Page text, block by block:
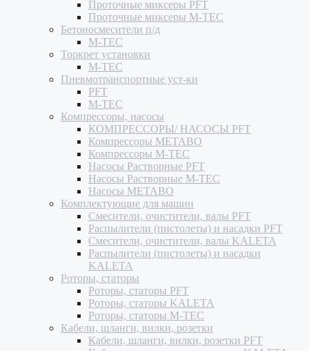
Проточные миксеры PFT
Проточные миксеры M-TEC
Бетоносмесители п/д
M-TEC
Торкрет установки
M-TEC
Пневмотранспортные уст-ки
PFT
M-TEC
Компрессоры, насосы
КОМПРЕССОРЫ/ НАСОСЫ PFT
Компрессоры METABO
Компрессоры M-TEC
Насосы Растворные PFT
Насосы Растворные M-TEC
Насосы METABO
Комплектующие для машин
Смесители, очистители, валы PFT
Распылители (пистолеты) и насадки PFT
Смесители, очистители, валы KALETA
Распылители (пистолеты) и насадки
KALETA
Роторы, статоры
Роторы, статоры PFT
Роторы, статоры KALETA
Роторы, статоры M-TEC
Кабели, шланги, вилки, розетки
Кабели, шланги, вилки, розетки PFT